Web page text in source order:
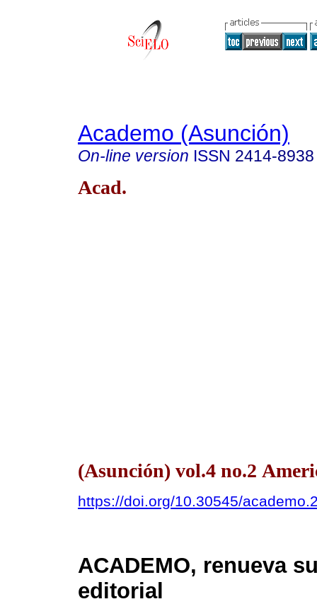
Academo (Asunción)
On-line version ISSN 2414-8938
Acad.
(Asunción) vol.4 no.2
https://doi.org/10.30545/
ACADEMO, renueva
editorial